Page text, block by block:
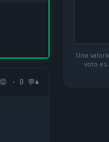
· 0 💬▾
Una
voto es